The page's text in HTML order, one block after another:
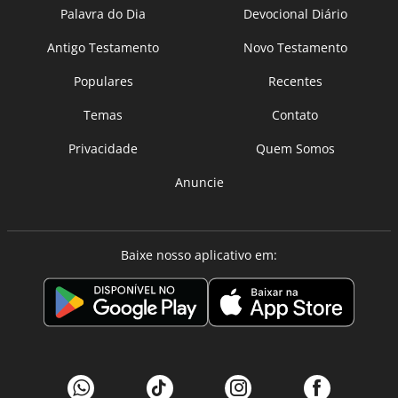
Palavra do Dia
Devocional Diário
Antigo Testamento
Novo Testamento
Populares
Recentes
Temas
Contato
Privacidade
Quem Somos
Anuncie
Baixe nosso aplicativo em: